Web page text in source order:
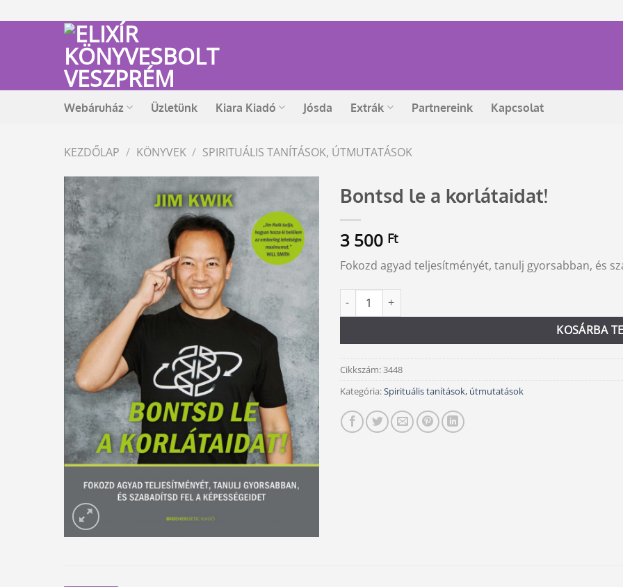
to
Webáruház Üzletünk Kiara Kiadó Jósda Extrák Partnereink Kapcsolat
KEZDŐLAP / KÖNYVEK / SPIRITUÁLIS TANÍTÁSOK, ÚTMUTATÁSOK
Bontsd le a korlátaidat!
3 500 Ft
Fokozd agyad teljesítményét, tanulj gyorsabban, és
Bontsd le a korlátaidat! mennyiség
KOSÁRBA
Alternative:
Cikkszám:3448
Kategória:Spirituális tanítások, útmutatások